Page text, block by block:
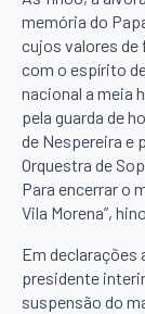
memória do
cujos valores de
com o espírito
nacional a meia
pela guarda de
de Nespereira e
Orquestra de
Para encerrar o
Vila Morena”,
Em declarações
presidente
suspensão do